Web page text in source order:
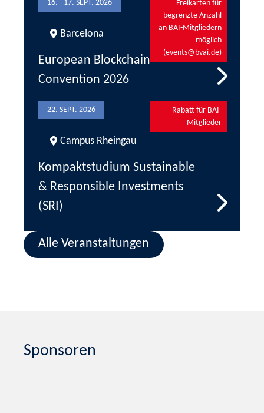
16. - 17. SEPT. 2026
Barcelona
European Blockchain
Convention 2026
Freikarten für
begrenzte Anzahl
an BAI-Mitgliedern
möglich
(events@bvai.de)
22. SEPT. 2026
Campus Rheingau
Kompaktstudium Sustainable
& Responsible Investments
(SRI)
Rabatt für BAI-
Mitglieder
Alle Veranstaltungen
Sponsoren